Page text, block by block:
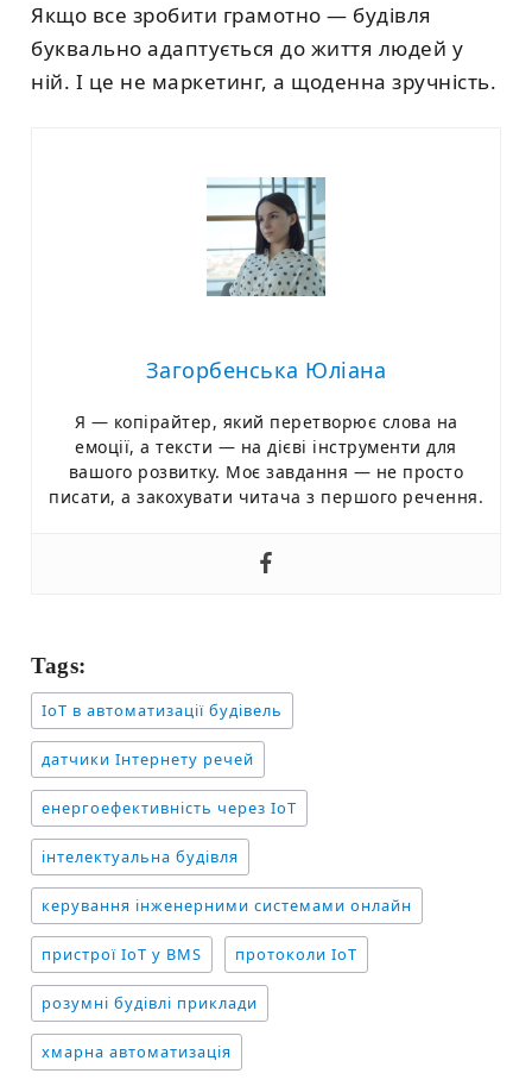
Якщо все зробити грамотно — будівля
буквально адаптується до життя людей у
ній. І це не маркетинг, а щоденна зручність.
Загорбенська Юліана
Я — копірайтер, який перетворює слова на
емоції, а тексти — на дієві інструменти для
вашого розвитку. Моє завдання — не просто
писати, а закохувати читача з першого речення.
Tags:
IoT в автоматизації будівель
датчики Інтернету речей
енергоефективність через IoT
інтелектуальна будівля
керування інженерними системами онлайн
пристрої IoT у BMS протоколи IoT
розумні будівлі приклади
хмарна автоматизація